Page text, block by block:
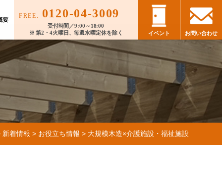
要
FREE. 0120-04-3009
受付時間／9:00～18:00
※ 第2・4火曜日、毎週水曜定休を除く
イベント お問い合わせ
新着情報 > お役立ち情報 > 大規模木造×介護施設・福祉施設